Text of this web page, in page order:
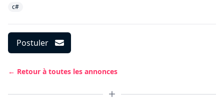
c#
Postuler
← Retour à toutes les annonces